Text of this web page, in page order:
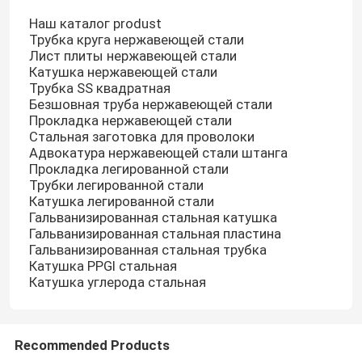
Наш каталог produst
Трубка круга нержавеющей стали
Лист плиты нержавеющей стали
Катушка нержавеющей стали
Трубка SS квадратная
Безшовная труба нержавеющей стали
Прокладка нержавеющей стали
Стальная заготовка для проволоки
Адвокатура нержавеющей стали штанга
Прокладка легированной стали
Трубки легированной стали
Катушка легированной стали
Гальванизированная стальная катушка
Гальванизированная стальная пластина
Гальванизированная стальная трубка
Катушка PPGI стальная
Катушка углерода стальная
Recommended Products